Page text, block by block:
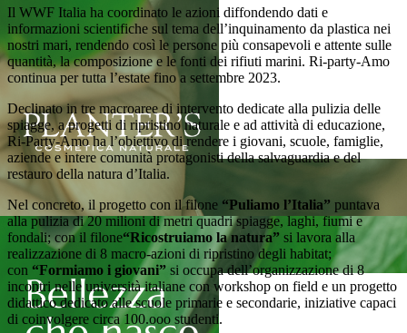
Il WWF Italia ha coordinato le azioni diffondendo dati e
informazioni scientifiche sul tema dell’inquinamento da plastica nei
nostri mari, rendendo così le persone più consapevoli e attente sulle
quantità, la composizione e le fonti dei rifiuti marini. Ri-party-Amo
continua per tutta l’estate fino a settembre 2023.
Declinato in tre macroaree di intervento dedicate alla pulizia delle
spiagge, a progetti di ripristino naturale e ad attività di educazione,
Ri-Party-Amo ha l’obiettivo di rendere i giovani, scuole, famiglie,
aziende e intere comunità protagonisti della salvaguardia e del
restauro della natura d’Italia.
Nel concreto, il progetto con il filone “Puliamo l’Italia” puntava
alla pulizia di 20 milioni di metri quadri spiagge, laghi, fiumi e
fondali; con il filone“Ricostruiamo la natura” si lavora alla
realizzazione di 8 macro-azioni di ripristino degli habitat;
con “Formiamo i giovani” si occupa dell’organizzazione di 8
incontri nelle università italiane con workshop on field e un progetto
didattico dedicato alle scuole primarie e secondarie, iniziative capaci
di coinvolgere circa 100.ooo studenti.